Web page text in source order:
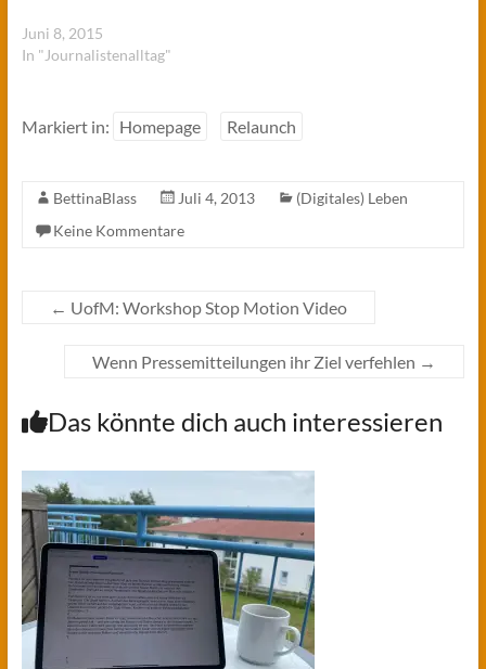
Juni 8, 2015
In "Journalistenalltag"
Markiert in: Homepage Relaunch
BettinaBlass Juli 4, 2013
(Digitales) Leben
Keine Kommentare
← UofM: Workshop Stop Motion Video
Wenn Pressemitteilungen ihr Ziel verfehlen →
Das könnte dich auch interessieren